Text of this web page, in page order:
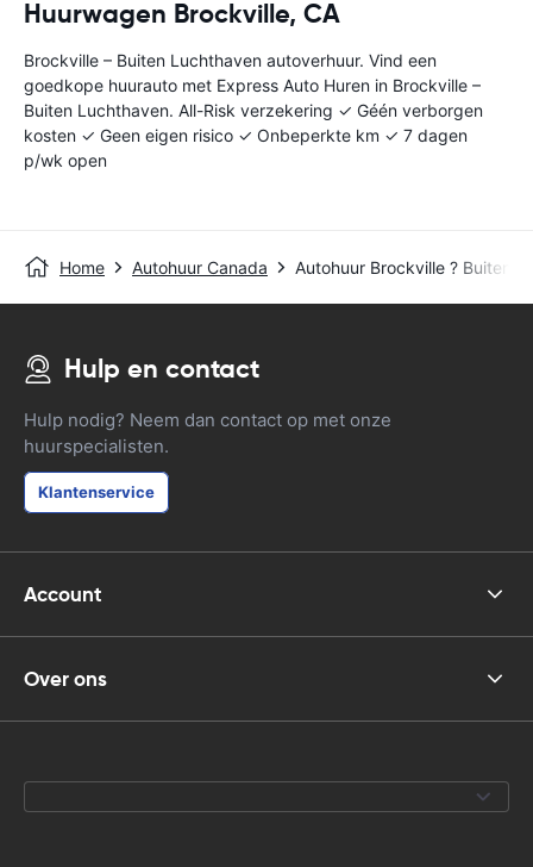
Huurwagen Brockville, CA
Brockville – Buiten Luchthaven autoverhuur. Vind een
goedkope huurauto met Express Auto Huren in Brockville –
Buiten Luchthaven. All-Risk verzekering ✓ Géén verborgen
kosten ✓ Geen eigen risico ✓ Onbeperkte km ✓ 7 dagen
p/wk open
Home Autohuur Canada Autohuur Brockville ? Buiten
Hulp en contact
Hulp nodig? Neem dan contact op met onze
huurspecialisten.
Klantenservice
Account
Over ons